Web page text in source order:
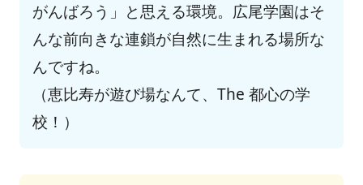
がんばろう」と思える環境。広尾学園はそ
んな前向きな連鎖が自然に生まれる場所な
んですね。
（恵比寿が遊び場なんて、The 都心の学
校！）